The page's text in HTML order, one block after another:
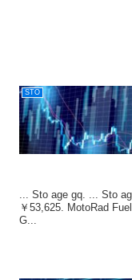
STO
... Sto age gq. ... Sto
￥53,625. MotoRad
G...